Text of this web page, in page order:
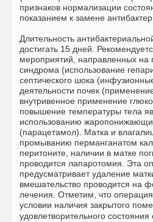
признаков нормализации
показанием к замене
Длительность
достигать 15 дней.
мероприятий, направленных на
синдрома (использование
септического шока
деятельности почек
внутривенное применение
повышение температуры тела
использованию
(парацетамол). Матка и
промыванию перманганатом
перитоните, наличии в матке
проводится лапаротомия. Эта
предусматривает удаление
вмешательство проводится на
лечения. Отметим, что
условии наличия закрытого
удовлетворительного состояния